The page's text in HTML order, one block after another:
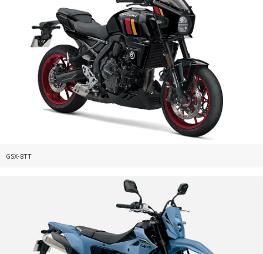
GSX-8TT